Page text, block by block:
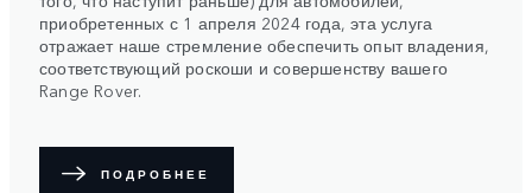
приобретенных с 1 апреля 2024 года, эта услуга
отражает наше стремление обеспечить опыт владения,
соответствующий роскоши и совершенству вашего
Range Rover.
ПОДРОБНЕЕ